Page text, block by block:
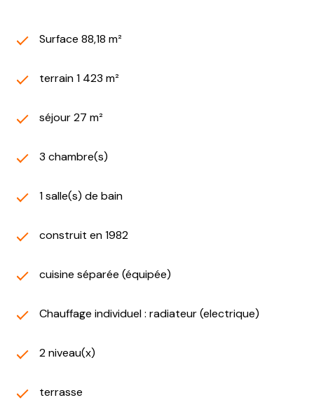
Surface 88,18 m²
terrain 1 423 m²
séjour 27 m²
3 chambre(s)
1 salle(s) de bain
construit en 1982
cuisine séparée (équipée)
Chauffage individuel : radiateur (electrique)
2 niveau(x)
terrasse